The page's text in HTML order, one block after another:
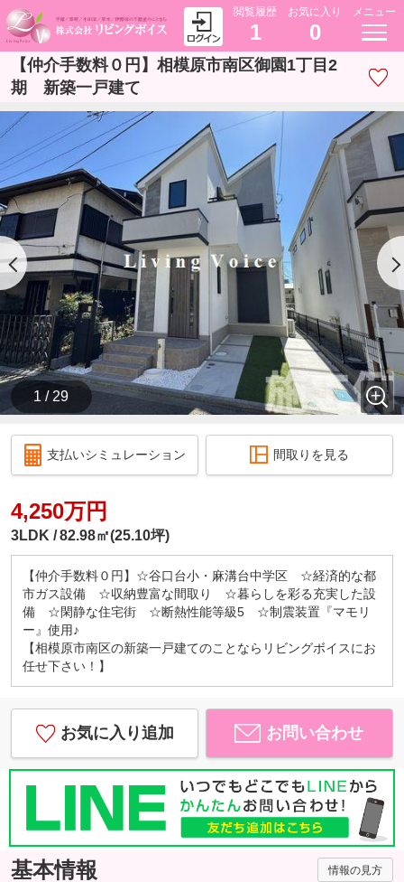
閲覧履歴
1
お気に入り
0
メニュー
【仲介手数料０円】相模原市南区御園1丁目2
期 新築一戸建て
1 / 29
支払いシミュレーション 間取りを見る
4,250万円
3LDK 82.98㎡(25.10坪)
【仲介手数料０円】☆谷口台小・麻溝台中学区 ☆経済的な都
市ガス設備 ☆収納豊富な間取り ☆暮らしを彩る充実した設
備 ☆閑静な住宅街 ☆断熱性能等級5 ☆制震装置『マモリ
ー』使用♪
【相模原市南区の新築一戸建てのことならリビングボイスにお
任せ下さい！】
お気に入り追加 お問い合わせ
基本情報 情報の見方